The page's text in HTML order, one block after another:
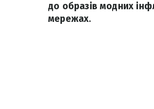
до образів модних
мережах.